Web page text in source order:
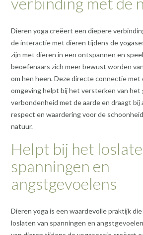
Dieren yoga creëert een diepere
de interactie met dieren tijdens de
zijn met dieren in een ontspannen en
beoefenaars zich meer bewust worden
om hen heen. Deze directe connectie met
omgeving helpt bij het versterken van het
verbondenheid met de aarde en draagt bij
respect en waardering voor de
natuur.
Helpt bij het
spanningen en
angstgevoelens
Dieren yoga is een waardevolle praktijk
loslaten van spanningen en